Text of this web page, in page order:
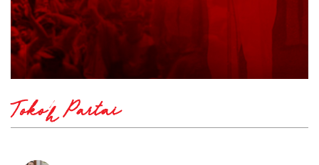
Tokoh Partai